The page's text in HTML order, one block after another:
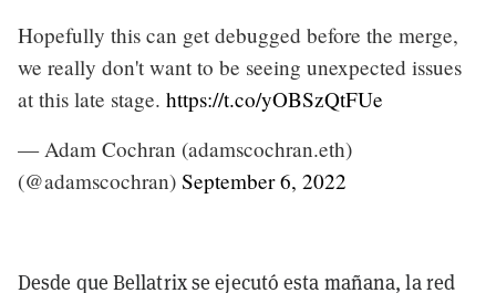
Hopefully this can get debugged before the merge,
we really don't want to be seeing unexpected issues
at this late stage. https://t.co/yOBSzQtFUe
— Adam Cochran (adamscochran.eth)
(@adamscochran) September 6, 2022
Desde que Bellatrix se ejecutó esta mañana, la red